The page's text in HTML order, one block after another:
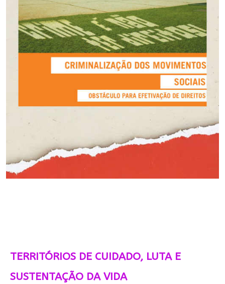
TERRITÓRIOS DE CUIDADO, LUTA E
SUSTENTAÇÃO DA VIDA